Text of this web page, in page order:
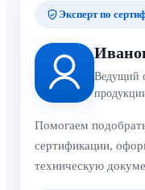
Эксперт по
Ведущий
Помогаем
сертификации,
техническую